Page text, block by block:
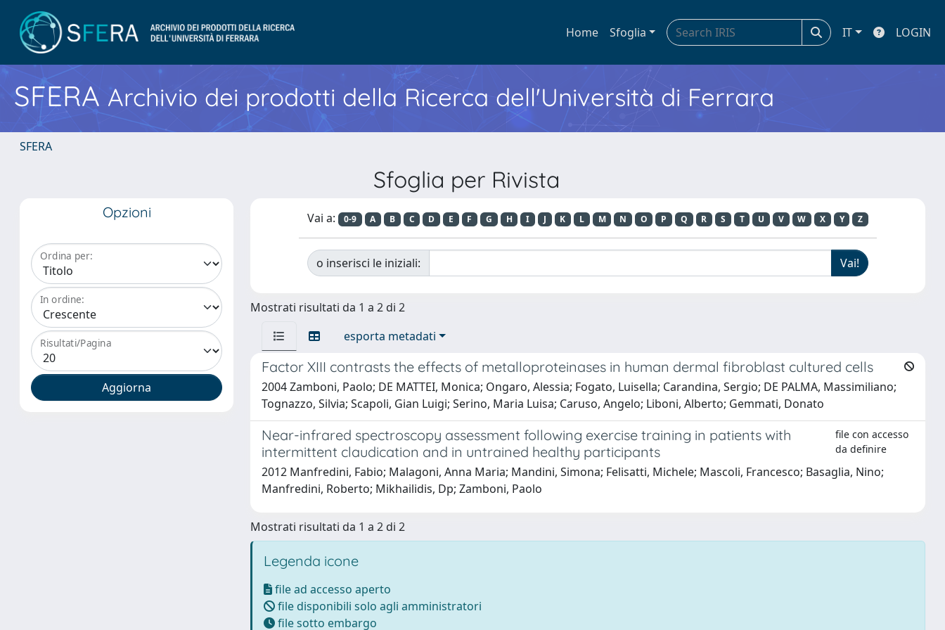
Home Sfoglia IT LOGIN
SFERA Archivio dei prodotti della Ricerca dell'Università di Ferrara
SFERA
Sfoglia per Rivista
Opzioni
Ordina per:
In ordine:
Risultati/Pagina
Vai a: 0-9 A B C D E F G H I J K L M N O P Q R S T U V W X Y Z
o inserisci le iniziali:
Mostrati risultati da 1 a 2 di 2
esporta metadati
Factor XIII contrasts the effects of metalloproteinases in human dermal fibroblast cultured cells
2004 Zamboni, Paolo; DE MATTEI, Monica; Ongaro, Alessia; Fogato, Luisella; Carandina, Sergio; DE PALMA, Massimiliano;
Tognazzo, Silvia; Scapoli, Gian Luigi; Serino, Maria Luisa; Caruso, Angelo; Liboni, Alberto; Gemmati, Donato
Near-infrared spectroscopy assessment following exercise training in patients with
intermittent claudication and in untrained healthy participants
file con accesso
da definire
2012 Manfredini, Fabio; Malagoni, Anna Maria; Mandini, Simona; Felisatti, Michele; Mascoli, Francesco; Basaglia, Nino;
Manfredini, Roberto; Mikhailidis, Dp; Zamboni, Paolo
Mostrati risultati da 1 a 2 di 2
Legenda icone
file ad accesso aperto
file disponibili solo agli amministratori
file sotto embargo